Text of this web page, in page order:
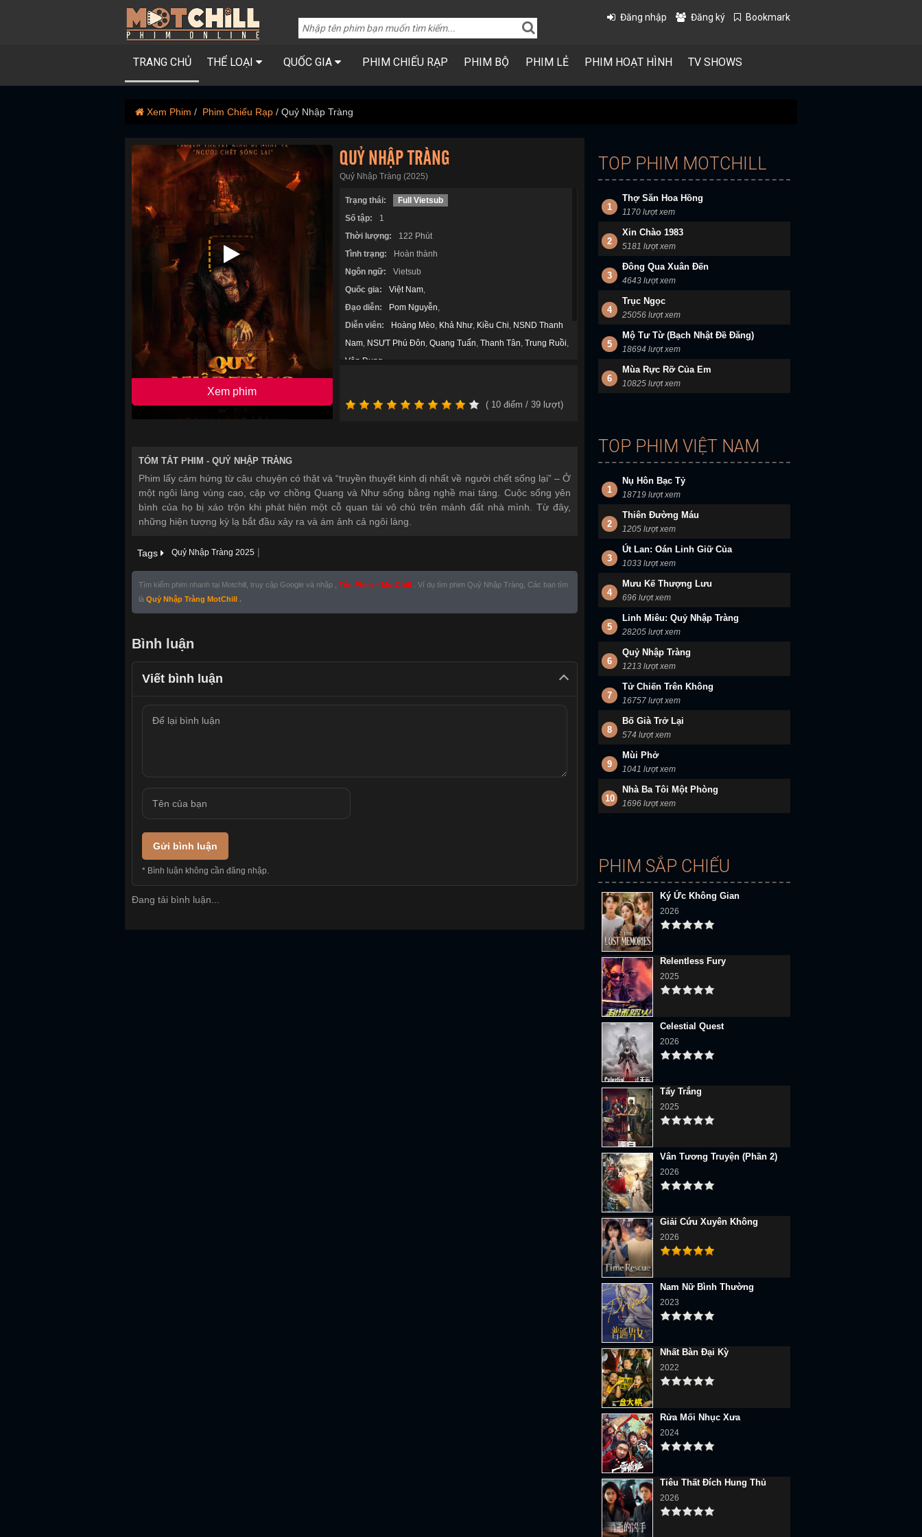
Đăng nhập Đăng ký Bookmark
TRANG CHỦ THỂ LOẠI QUỐC GIA PHIM CHIẾU RẠP PHIM BỘ PHIM LẺ PHIM HOẠT HÌNH TV SHOWS
Xem Phim Phim Chiếu Rạp Quỷ Nhập Tràng
Xem phim
QUỶ NHẬP TRÀNG
Quỷ Nhập Tràng (2025)
Trạng thái:
Full Vietsub
Số tập:
1
Thời lượng:
122 Phút
Tình trạng:
Hoàn thành
Ngôn ngữ:
Vietsub
Quốc gia:
Việt Nam,
Đạo diễn:
Pom Nguyễn,
Diễn viên:
Hoàng Mèo, Khả Như, Kiều Chi, NSND Thanh
Nam, NSƯT Phú Đôn, Quang Tuấn, Thanh Tân, Trung Ruồi,
Vân Dung
( 10điểm / 39lượt)
TÓM TẮT PHIM - QUỶ NHẬP TRÀNG
Phim lấy cảm hứng từ câu chuyện có thật và “truyền thuyết kinh dị nhất về người chết sống lại” – Ở
một ngôi làng vùng cao, cặp vợ chồng Quang và Như sống bằng nghề mai táng. Cuộc sống yên
bình của họ bị xáo trộn khi phát hiện một cỗ quan tài vô chủ trên mảnh đất nhà mình. Từ đây,
những hiện tượng kỳ lạ bắt đầu xảy ra và ám ảnh cả ngôi làng.
Tags Quỷ Nhập Tràng 2025 |
Tìm kiếm phim nhanh tại Motchill, truy cập Google và nhập , Tên Phim + MotChill
. Ví dụ tìm phim Quỷ Nhập Tràng, Các bạn tìm
là Quỷ Nhập Tràng MotChill .
Bình luận
Viết bình luận
Gửi bình luận
* Bình luận không cần đăng nhập.
Đang tải bình luận...
TOP PHIM MOTCHILL
1
Thợ Săn Hoa Hồng
1170 lượt xem
2
Xin Chào 1983
5181 lượt xem
3
Đông Qua Xuân Đến
4643 lượt xem
4
Trục Ngọc
25056 lượt xem
5
Mộ Tư Từ (Bạch Nhật Đề Đăng)
18694 lượt xem
6
Mùa Rực Rỡ Của Em
10825 lượt xem
TOP PHIM VIỆT NAM
1
Nụ Hôn Bạc Tỷ
18719 lượt xem
2
Thiên Đường Máu
1205 lượt xem
3
Út Lan: Oán Linh Giữ Của
1033 lượt xem
4
Mưu Kế Thượng Lưu
696 lượt xem
5
Linh Miêu: Quỷ Nhập Tràng
28205 lượt xem
6
Quỷ Nhập Tràng
1213 lượt xem
7
Tử Chiến Trên Không
16757 lượt xem
8
Bố Già Trở Lại
574 lượt xem
9
Mùi Phở
1041 lượt xem
10
Nhà Ba Tôi Một Phòng
1696 lượt xem
PHIM SẮP CHIẾU
Ký Ức Không Gian
2026
Relentless Fury
2025
Celestial Quest
2026
Tẩy Trắng
2025
Vân Tương Truyện (Phần 2)
2026
Giải Cứu Xuyên Không
2026
Nam Nữ Bình Thường
2023
Nhất Bàn Đại Kỳ
2022
Rửa Mối Nhục Xưa
2024
Tiêu Thất Đích Hung Thủ
2026